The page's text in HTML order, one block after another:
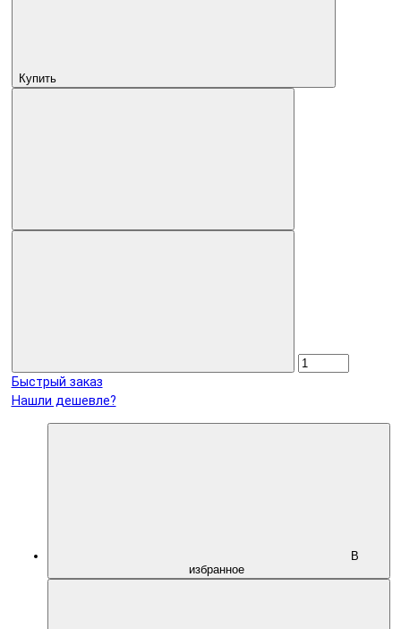
Купить
Быстрый заказ
Нашли дешевле?
В
избранное